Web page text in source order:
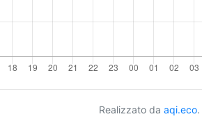
Realizzato da aqi.eco.